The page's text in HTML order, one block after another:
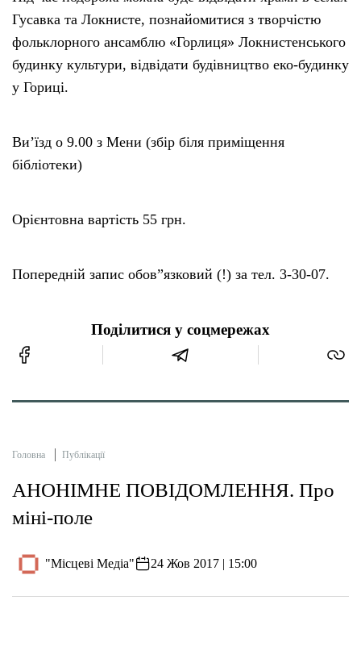
Гусавка та Локнисте, познайомитися з творчістю
фольклорного ансамблю «Горлиця» Локнистенського
будинку культури, відвідати будівництво еко-будинку
у Гориці.
Ви’їзд о 9.00 з Мени (збір біля приміщення
бібліотеки)
Орієнтовна вартість 55 грн.
Попередній запис обов”язковий (!) за тел. 3-30-07.
Поділитися у соцмережах
Головна Публікації
АНОНІМНЕ ПОВІДОМЛЕННЯ. Про
міні-поле
"Місцеві Медіа" 24 Жов 2017 | 15:00